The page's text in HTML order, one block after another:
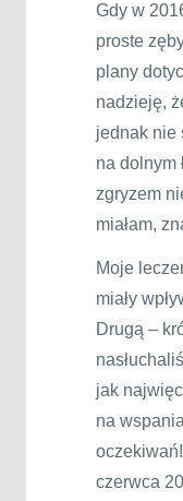
Gdy w
proste
plany
nadzieję,
jednak nie
na dolnym
zgryzem
miałam,
Moje
miały
Drugą –
jak
na
czerwca